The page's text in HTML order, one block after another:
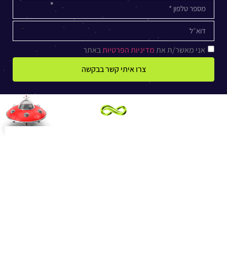
אני מאשר/ת אתמדיניות הפרטיותבאתר
צרו איתי קשר בבקשה